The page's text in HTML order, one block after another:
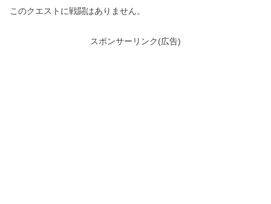
このクエストに戦闘はありません。
スポンサーリンク(広告)